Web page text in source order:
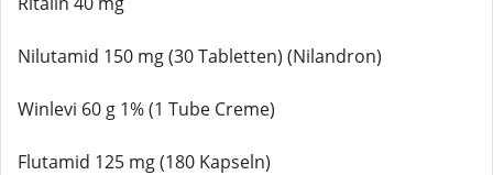
Nilutamid 150 mg (30 Tabletten) (Nilandron)
Winlevi 60 g 1% (1 Tube Creme)
Flutamid 125 mg (180 Kapseln)